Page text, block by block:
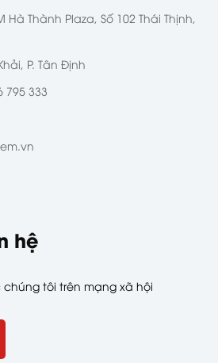
Hà Thành Plaza, Số 102 Thái Thịnh,
P. Tân Định
795 333
hệ
tôi trên mạng xã hội